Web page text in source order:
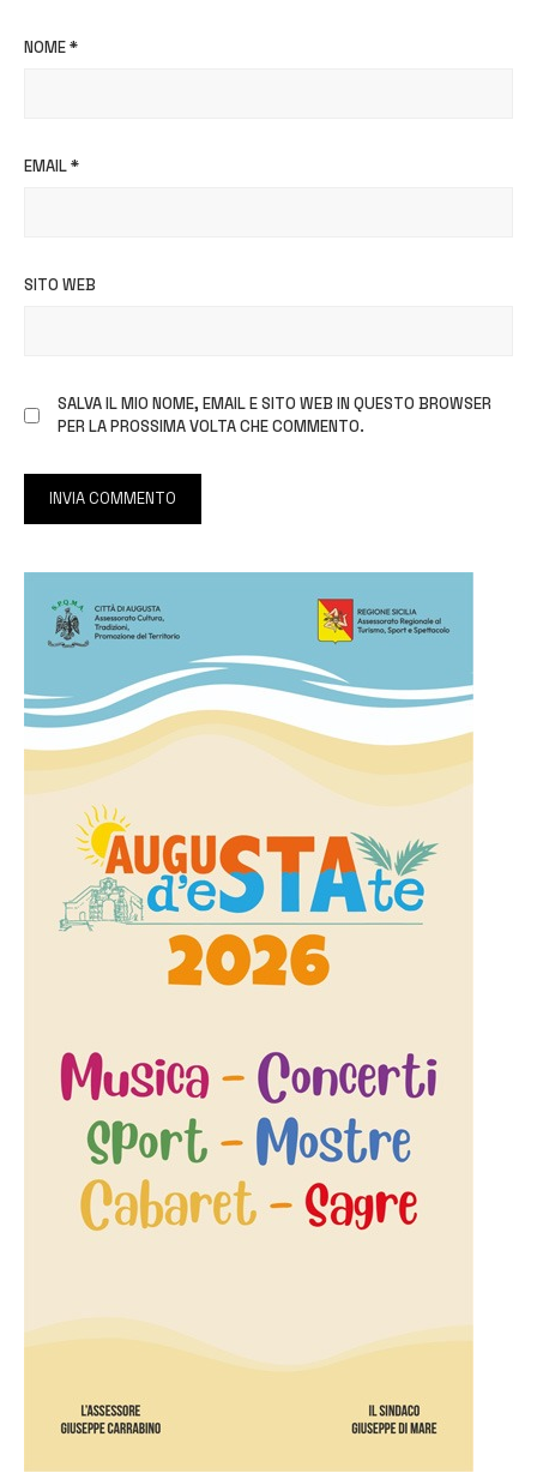
NOME*
EMAIL*
SITO WEB
SALVA IL MIO NOME, EMAIL E SITO WEB IN QUESTO BROWSER
PER LA PROSSIMA VOLTA CHE COMMENTO.